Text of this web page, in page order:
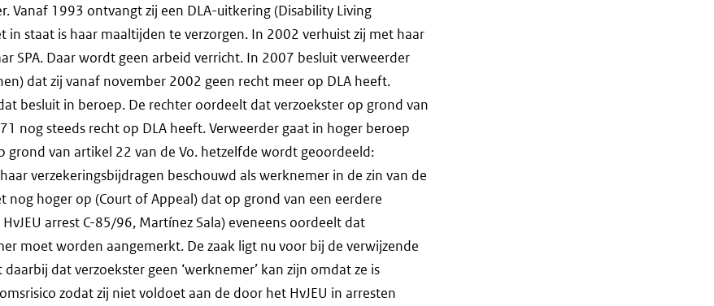
Vanaf 1993 ontvangt zij een DLA-uitkering (Disability Living
in staat is haar maaltijden te verzorgen. In 2002 verhuist zij met haar
SPA. Daar wordt geen arbeid verricht. In 2007 besluit verweerder
dat zij vanaf november 2002 geen recht meer op DLA heeft.
besluit in beroep. De rechter oordeelt dat verzoekster op grond van
nog steeds recht op DLA heeft. Verweerder gaat in hoger beroep
grond van artikel 22 van de Vo. hetzelfde wordt geoordeeld:
verzekeringsbijdragen beschouwd als werknemer in de zin van de
nog hoger op (Court of Appeal) dat op grond van een eerdere
arrest C-85/96, Martínez Sala) eveneens oordeelt dat
moet worden aangemerkt. De zaak ligt nu voor bij de verwijzende
dat verzoekster geen ‘werknemer’ kan zijn omdat ze is
zodat zij niet voldoet aan de door het HvJEU in arresten